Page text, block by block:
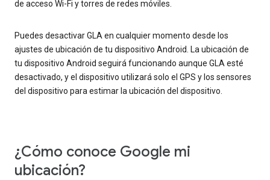
de acceso Wi-Fi y torres de redes móviles.
Puedes desactivar GLA en cualquier momento desde los
ajustes de ubicación de tu dispositivo Android. La ubicación de
tu dispositivo Android seguirá funcionando aunque GLA esté
desactivado, y el dispositivo utilizará solo el GPS y los sensores
del dispositivo para estimar la ubicación del dispositivo.
¿Cómo conoce Google mi
ubicación?